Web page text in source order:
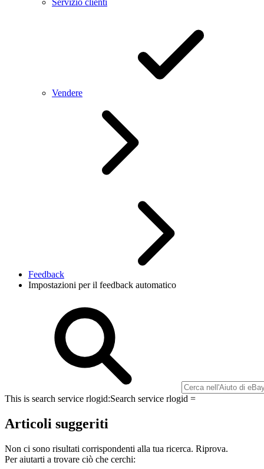
Servizio clienti
Vendere
Feedback
Impostazioni per il feedback automatico
This is search service rlogid:Search service rlogid =
Articoli suggeriti
Non ci sono risultati corrispondenti alla tua ricerca. Riprova.
Per aiutarti a trovare ciò che cerchi: